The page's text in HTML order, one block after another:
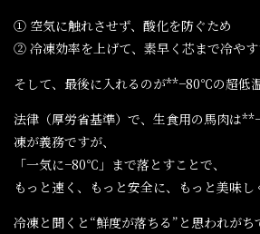
① 空気に触れさせず、酸化を防ぐため
② 冷凍効率を上げて、素早く芯まで冷やす
そして、最後に入れるのが**−80℃の超低温
法律（厚労省基準）で、生食用の馬肉は
凍が義務ですが、
「一気に−80℃」まで落とすことで、
もっと速く、もっと安全に、もっと美味し
冷凍と聞くと“鮮度が落ちる”と思われがち